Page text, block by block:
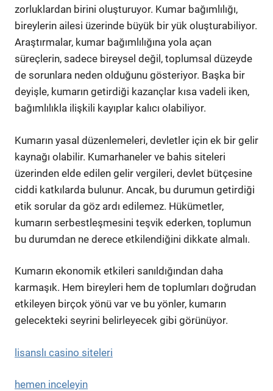
zorluklardan birini oluşturuyor. Kumar bağımlılığı,
bireylerin ailesi üzerinde büyük bir yük oluşturabiliyor.
Araştırmalar, kumar bağımlılığına yola açan
süreçlerin, sadece bireysel değil, toplumsal düzeyde
de sorunlara neden olduğunu gösteriyor. Başka bir
deyişle, kumarın getirdiği kazançlar kısa vadeli iken,
bağımlılıkla ilişkili kayıplar kalıcı olabiliyor.
Kumarın yasal düzenlemeleri, devletler için ek bir gelir
kaynağı olabilir. Kumarhaneler ve bahis siteleri
üzerinden elde edilen gelir vergileri, devlet bütçesine
ciddi katkılarda bulunur. Ancak, bu durumun getirdiği
etik sorular da göz ardı edilemez. Hükümetler,
kumarın serbestleşmesini teşvik ederken, toplumun
bu durumdan ne derece etkilendiğini dikkate almalı.
Kumarın ekonomik etkileri sanıldığından daha
karmaşık. Hem bireyleri hem de toplumları doğrudan
etkileyen birçok yönü var ve bu yönler, kumarın
gelecekteki seyrini belirleyecek gibi görünüyor.
lisanslı casino siteleri
hemen inceleyin